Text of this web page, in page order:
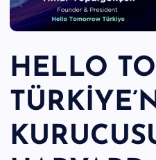
HELLO